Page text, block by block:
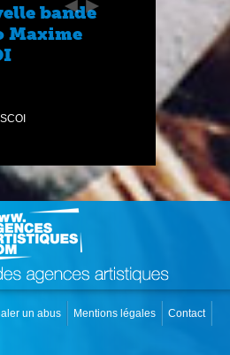
bande
Maxime
un abus Mentions légales
Contact